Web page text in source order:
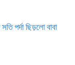
পর্দা ছিড়লো বাবা